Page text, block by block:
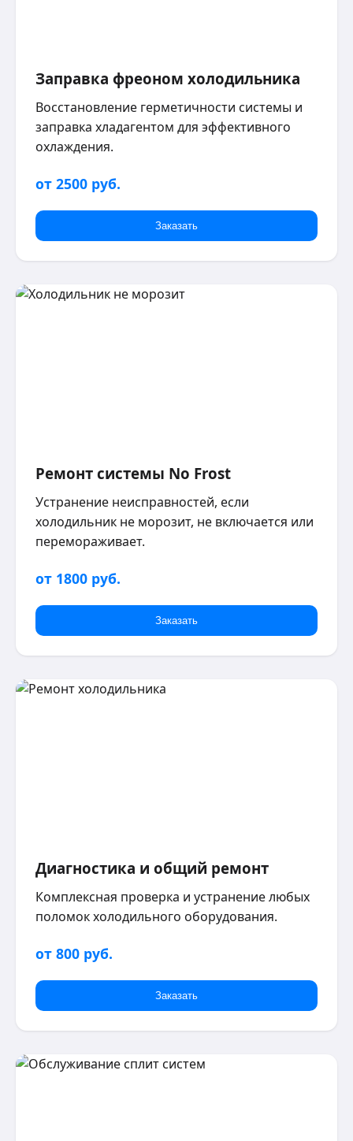
Заправка фреоном холодильника
Восстановление герметичности системы и
заправка хладагентом для эффективного
охлаждения.
от 2500 руб.
Заказать
Ремонт системы No Frost
Устранение неисправностей, если
холодильник не морозит, не включается или
перемораживает.
от 1800 руб.
Заказать
Диагностика и общий ремонт
Комплексная проверка и устранение любых
поломок холодильного оборудования.
от 800 руб.
Заказать